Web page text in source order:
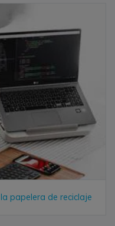
papelera de reciclaje